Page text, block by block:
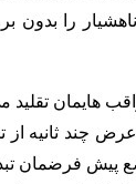
را بدون
هایمان
عرض چند
پیش فرضمان